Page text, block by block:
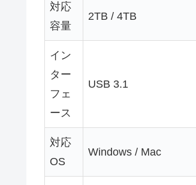
対応
容量
2TB / 4TB
イン
ター
フェ
ース
USB 3.1
対応
OS
Windows / Mac